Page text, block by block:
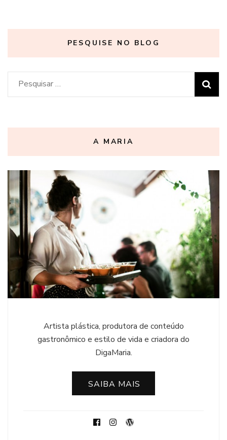
PESQUISE NO BLOG
Pesquisar
por:
A MARIA
Artista plástica, produtora de conteúdo
gastronômico e estilo de vida e criadora do
DigaMaria.
SAIBA MAIS